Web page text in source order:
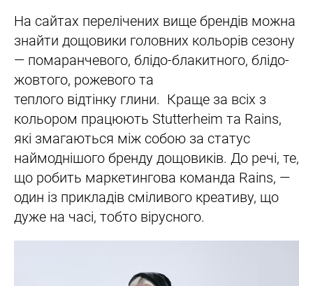
На сайтах перелічених вище брендів можна
знайти дощовики головних кольорів сезону
— помаранчевого, блідо-блакитного, блідо-
жовтого, рожевого та
теплого відтінку глини. Краще за всіх з
кольором працюють Stutterheim та Rains,
які змагаються між собою за статус
наймоднішого бренду дощовиків. До речі, те,
що робить маркетингова команда Rains, —
один із прикладів сміливого креативу, що
дуже на часі, тобто вірусного.